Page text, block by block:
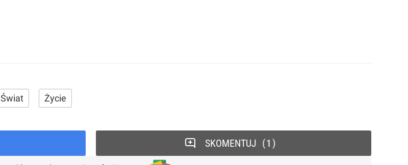
Świat Życie
SKOMENTUJ 1